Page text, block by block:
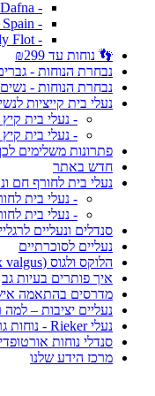
- Dafna- דפנה
- Spain | ספרד - Alberola
- Fly Flot | פליי פלוט
👣 נוחות עד ₪299
נבחרת הנוחות -
נבחרת הנוחות - נשים
נעלי בית קייציות
- נעלי בית
- נעלי בית
פתרונות משלימים
חדש באתר
נעלי בית לחורף חם
- נעלי בית
- נעלי בית
סנדלים ונעליים
נעליים לסוכרתיים
הלוקס ולגוס (hallux valgus)
איך פותרים בעיות גב
מדרסים בהתאמה
נעליים יציבות –
נעלי Rieker - נוחות גרמנית אמיתית שפוגשת את היומיום הישראלי
סנדלי נוחות
מרכז הידע שלנו